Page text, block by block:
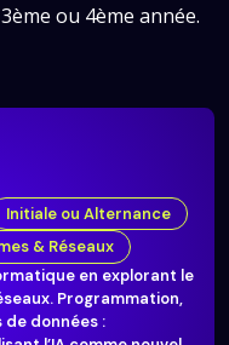
ou 4ème année.
Initiale ou Alternance
& Réseaux
en explorant le
Programmation,
données :